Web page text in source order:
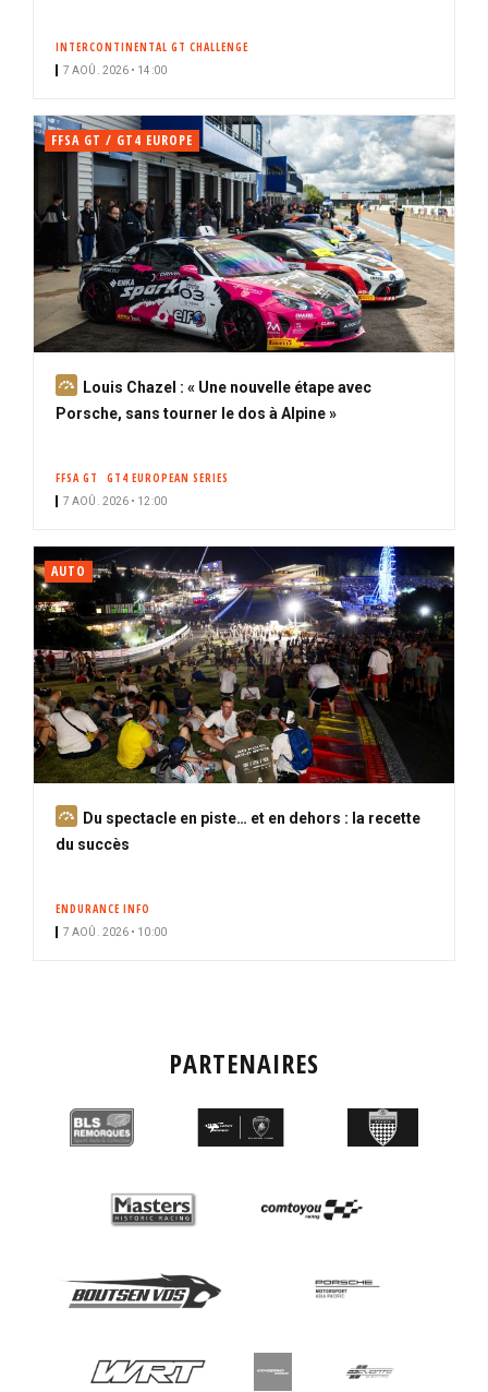
INTERCONTINENTAL GT CHALLENGE
7 AOÛ. 2026 • 14:00
FFSA GT / GT4 EUROPE
A
b
Louis Chazel : « Une nouvelle étape avec
Porsche, sans tourner le dos à Alpine »
FFSA GT GT4 EUROPEAN SERIES
7 AOÛ. 2026 • 12:00
AUTO
A
b
Du spectacle en piste… et en dehors : la recette
du succès
ENDURANCE INFO
7 AOÛ. 2026 • 10:00
PARTENAIRES